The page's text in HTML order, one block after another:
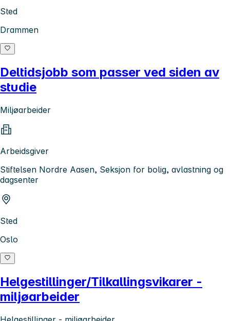
Sted
Drammen
Deltidsjobb som passer ved siden av
studie
Miljøarbeider
Arbeidsgiver
Stiftelsen Nordre Aasen, Seksjon for bolig, avlastning og
dagsenter
Sted
Oslo
Helgestillinger/Tilkallingsvikarer -
miljøarbeider